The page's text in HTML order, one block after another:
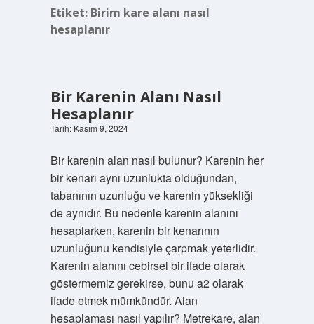
Etiket: Birim kare alanı nasıl
hesaplanır
Bir Karenin Alanı Nasıl
Hesaplanır
Tarih: Kasım 9, 2024
Bir karenin alan nasıl bulunur? Karenin her
bir kenarı aynı uzunlukta olduğundan,
tabanının uzunluğu ve karenin yüksekliği
de aynıdır. Bu nedenle karenin alanını
hesaplarken, karenin bir kenarının
uzunluğunu kendisiyle çarpmak yeterlidir.
Karenin alanını cebirsel bir ifade olarak
göstermemiz gerekirse, bunu a2 olarak
ifade etmek mümkündür. Alan
hesaplaması nasıl yapılır? Metrekare, alan